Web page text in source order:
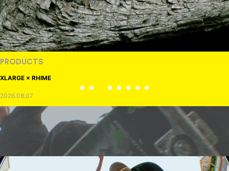
PRODUCTS
XLARGE × RHIME
2026.08.07